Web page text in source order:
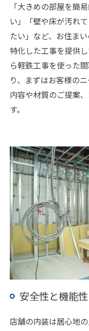
「大きめの部屋を簡
い」「壁や床が汚れ
たい」など、お住ま
特化した工事を提供
ら軽鉄工事を使った
り、まずはお客様の
内容や材質のご提案
す。
安全性と機能
店舗の内装は居心地